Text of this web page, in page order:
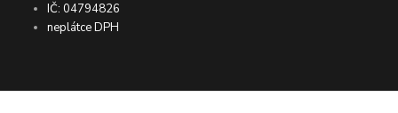
IČ: 04794826
neplátce DPH